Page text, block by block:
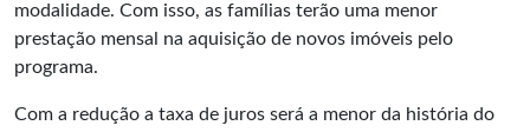
modalidade. Com isso, as famílias terão uma menor
prestação mensal na aquisição de novos imóveis pelo
programa.
Com a redução a taxa de juros será a menor da história do